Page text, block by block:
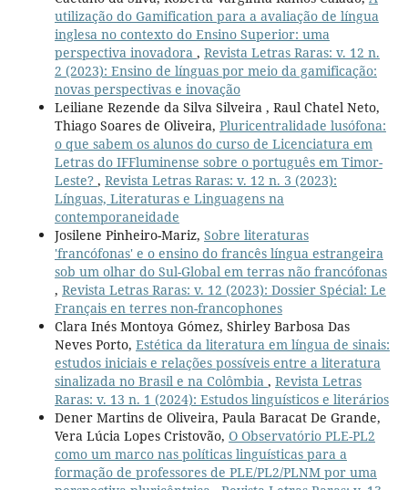
utilização do Gamification para a avaliação de língua
inglesa no contexto do Ensino Superior: uma
perspectiva inovadora , Revista Letras Raras: v. 12 n.
2 (2023): Ensino de línguas por meio da gamificação:
novas perspectivas e inovação
Leiliane Rezende da Silva Silveira , Raul Chatel Neto,
Thiago Soares de Oliveira, Pluricentralidade lusófona:
o que sabem os alunos do curso de Licenciatura em
Letras do IFFluminense sobre o português em Timor-
Leste? , Revista Letras Raras: v. 12 n. 3 (2023):
Línguas, Literaturas e Linguagens na
contemporaneidade
Josilene Pinheiro-Mariz, Sobre literaturas
'francófonas' e o ensino do francês língua estrangeira
sob um olhar do Sul-Global em terras não francófonas
, Revista Letras Raras: v. 12 (2023): Dossier Spécial: Le
Français en terres non-francophones
Clara Inés Montoya Gómez, Shirley Barbosa Das
Neves Porto, Estética da literatura em língua de sinais:
estudos iniciais e relações possíveis entre a literatura
sinalizada no Brasil e na Colômbia , Revista Letras
Raras: v. 13 n. 1 (2024): Estudos linguísticos e literários
Dener Martins de Oliveira, Paula Baracat De Grande,
Vera Lúcia Lopes Cristovão, O Observatório PLE-PL2
como um marco nas políticas linguísticas para a
formação de professores de PLE/PL2/PLNM por uma